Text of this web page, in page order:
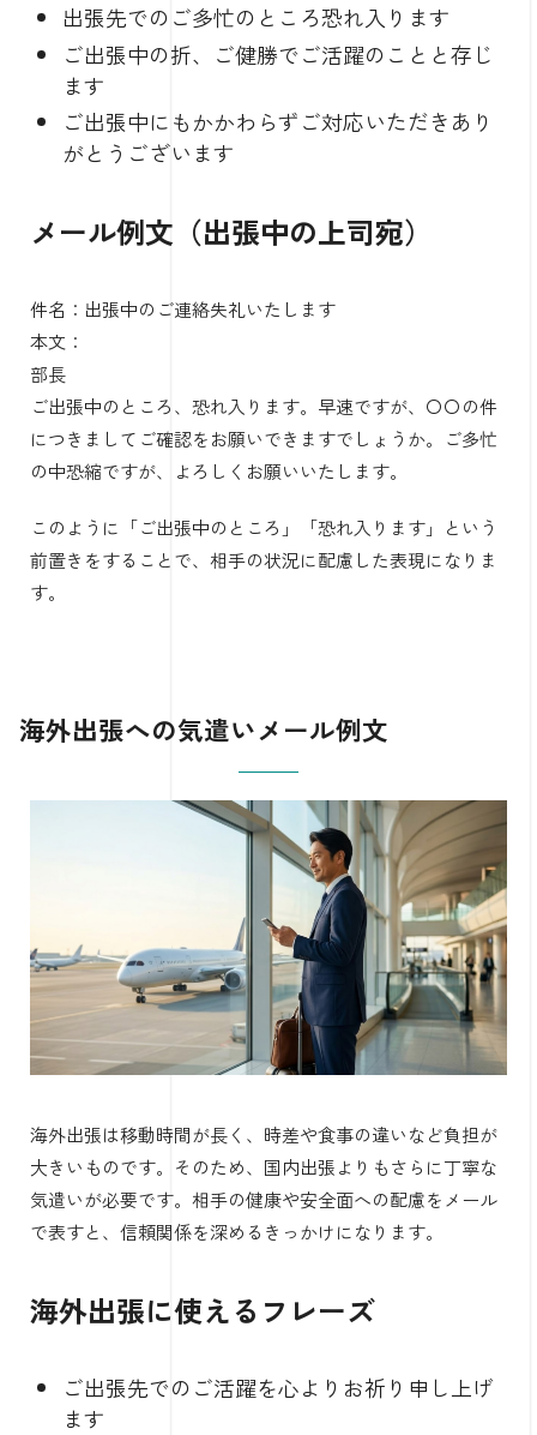
出張先でのご多忙のところ恐れ入ります
ご出張中の折、ご健勝でご活躍のことと存じ
ます
ご出張中にもかかわらずご対応いただきあり
がとうございます
メール例文（出張中の上司宛）
件名：出張中のご連絡失礼いたします
本文：
部長
ご出張中のところ、恐れ入ります。早速ですが、〇〇の件
につきましてご確認をお願いできますでしょうか。ご多忙
の中恐縮ですが、よろしくお願いいたします。
このように「ご出張中のところ」「恐れ入ります」という
前置きをすることで、相手の状況に配慮した表現になりま
す。
海外出張への気遣いメール例文
海外出張は移動時間が長く、時差や食事の違いなど負担が
大きいものです。そのため、国内出張よりもさらに丁寧な
気遣いが必要です。相手の健康や安全面への配慮をメール
で表すと、信頼関係を深めるきっかけになります。
海外出張に使えるフレーズ
ご出張先でのご活躍を心よりお祈り申し上げ
ます